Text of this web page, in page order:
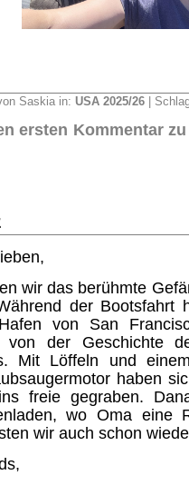
Saskia in: USA 2025/26|
ersten Kommentar
wir das berühmte
der Bootsfahrt
von San
von der Geschichte
Mit Löffeln und
haben
freie gegraben.
wo Oma eine
wir auch schon